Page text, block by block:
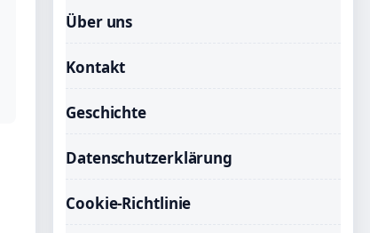
Über uns
Kontakt
Geschichte
Datenschutzerklärung
Cookie-Richtlinie